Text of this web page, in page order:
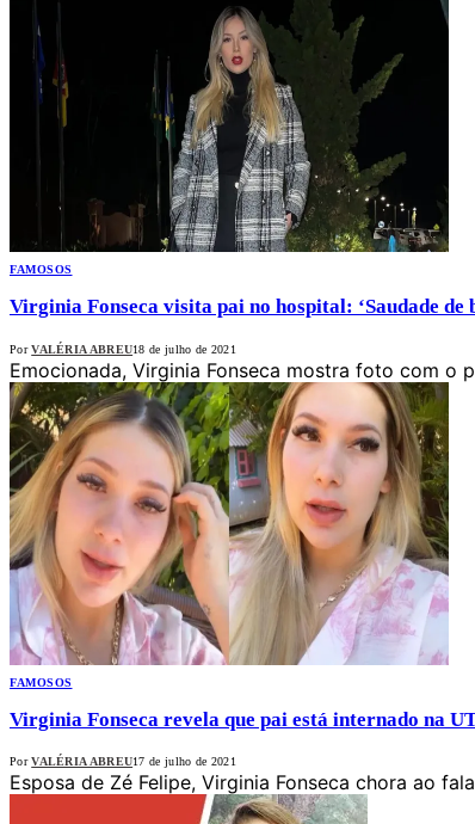
FAMOSOS
Virginia Fonseca visita pai no hospital: ‘Saudade de
Por VALÉRIA ABREU18 de julho de 2021
Emocionada, Virginia Fonseca mostra foto com o
FAMOSOS
Virginia Fonseca revela que pai está internado na
Por VALÉRIA ABREU17 de julho de 2021
Esposa de Zé Felipe, Virginia Fonseca chora ao